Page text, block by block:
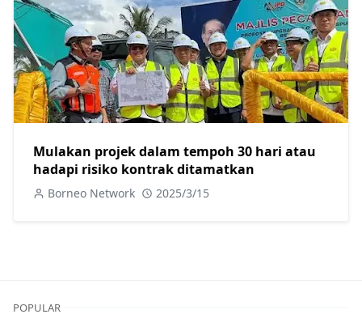
Mulakan projek dalam tempoh 30 hari atau
hadapi risiko kontrak ditamatkan
Borneo Network 2025/3/15
POPULAR